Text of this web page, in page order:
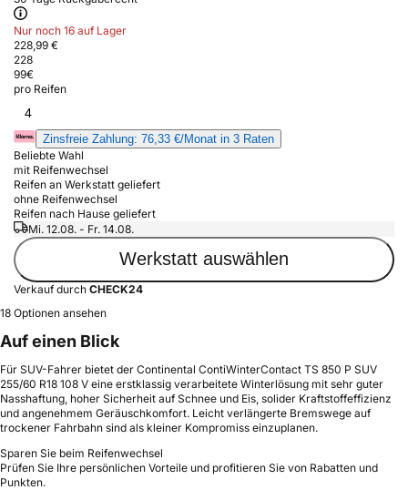
Nur noch 16 auf Lager
228,99 €
228
99€
pro Reifen
4
Zinsfreie Zahlung: 76,33 €/Monat in 3 Raten
Beliebte Wahl
mit Reifenwechsel
Reifen an Werkstatt geliefert
ohne Reifenwechsel
Reifen nach Hause geliefert
Mi. 12.08. - Fr. 14.08.
Werkstatt auswählen
Verkauf durch CHECK24
18 Optionen ansehen
Auf einen Blick
Für SUV-Fahrer bietet der Continental ContiWinterContact TS 850 P SUV
255/60 R18 108 V eine erstklassig verarbeitete Winterlösung mit sehr guter
Nasshaftung, hoher Sicherheit auf Schnee und Eis, solider Kraftstoffeffizienz
und angenehmem Geräuschkomfort. Leicht verlängerte Bremswege auf
trockener Fahrbahn sind als kleiner Kompromiss einzuplanen.
Sparen Sie beim Reifenwechsel
Prüfen Sie Ihre persönlichen Vorteile und profitieren Sie von Rabatten und
Punkten.